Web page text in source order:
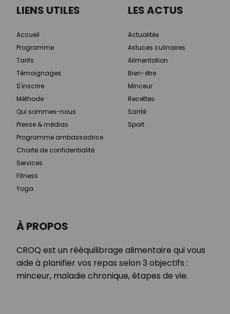
À PROPOS
CROQ est un rééquilibrage alimentaire qui vous
aide à planifier vos repas selon 3 objectifs :
minceur, maladie chronique, étapes de vie.
LIENS UTILES
Accueil
Programme
Tarifs
Témoignages
S'inscrire
Méthode
Qui sommes-nous
Presse & médias
Programme ambassadrice
Charte de confidentialité
Services
Fitness
Yoga
LES ACTUS
Actualités
Astuces culinaires
Alimentation
Bien-être
Minceur
Recettes
Santé
Sport